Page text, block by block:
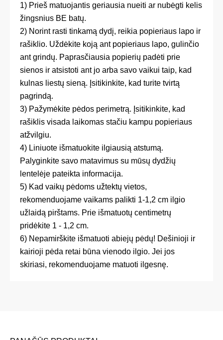
1) Prieš matuojantis geriausia nueiti ar nubėgti kelis
žingsnius BE batų.
2) Norint rasti tinkamą dydį, reikia popieriaus lapo ir
rašiklio. Uždėkite koją ant popieriaus lapo, gulinčio
ant grindų. Paprasčiausia popierių padėti prie
sienos ir atsistoti ant jo arba savo vaikui taip, kad
kulnas liestų sieną. Įsitikinkite, kad turite tvirtą
pagrindą.
3) Pažymėkite pėdos perimetrą. Įsitikinkite, kad
rašiklis visada laikomas stačiu kampu popieriaus
atžvilgiu.
4) Liniuote išmatuokite ilgiausią atstumą.
Palyginkite savo matavimus su mūsų dydžių
lentelėje pateikta informacija.
5) Kad vaikų pėdoms užtektų vietos,
rekomenduojame vaikams palikti 1-1,2 cm ilgio
užlaidą pirštams. Prie išmatuotų centimetrų
pridėkite 1 - 1,2 cm.
6) Nepamirškite išmatuoti abiejų pėdų! Dešinioji ir
kairioji pėda retai būna vienodo ilgio. Jei jos
skiriasi, rekomenduojame matuoti ilgesnę.